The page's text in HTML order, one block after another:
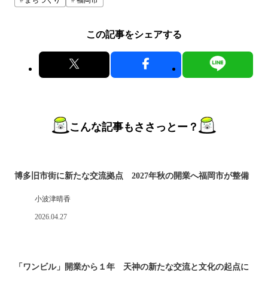
この記事をシェアする
こんな記事もささっとー？
博多旧市街に新たな交流拠点 2027年秋の開業へ福岡市が整備
小波津晴香
2026.04.27
「ワンビル」開業から１年 天神の新たな交流と文化の起点に